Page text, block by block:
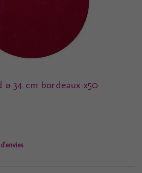
ø 34 cm bordeaux x50